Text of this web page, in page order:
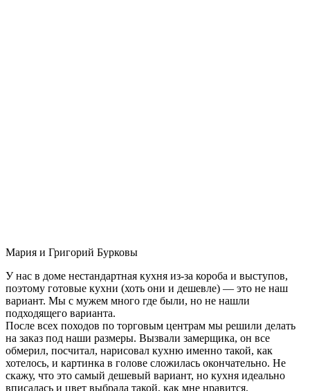
Мария и Григорий Бурковы
У нас в доме нестандартная кухня из-за короба и выступов,
поэтому готовые кухни (хоть они и дешевле) — это не наш
вариант. Мы с мужем много где были, но не нашли
подходящего варианта.
После всех походов по торговым центрам мы решили делать
на заказ под наши размеры. Вызвали замерщика, он все
обмерил, посчитал, нарисовал кухню именно такой, как
хотелось, и картинка в голове сложилась окончательно. Не
скажу, что это самый дешевый вариант, но кухня идеально
вписалась и цвет выбрала такой, как мне нравится.